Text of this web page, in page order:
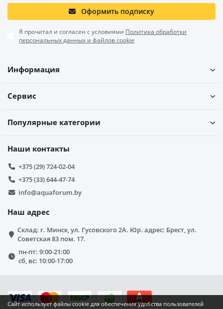
Сайт использует файлы cookie для обеспечения удобства пользователей
Оформить подписку
Я прочитал и согласен с условиями Политика обработки
персональных данных и файлов cookie
Информация
Сервис
Популярные категории
Наши контакты
+375 (29) 724-02-04
+375 (33) 644-47-74
info@aquaforum.by
Наш адрес
Склад: г. Минск, ул. Гусовского 2А. Юр. адрес: Брест, ул.
Советская 83 пом. 17.
пн-пт: 9:00-21:00
сб, вс: 10:00-17:00